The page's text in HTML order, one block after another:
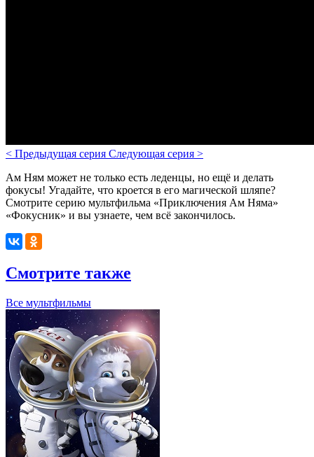
< Предыдущая серия Следующая серия >
Ам Ням может не только есть леденцы, но ещё и делать
фокусы! Угадайте, что кроется в его магической шляпе?
Смотрите серию мультфильма «Приключения Ам Няма»
«Фокусник» и вы узнаете, чем всё закончилось.
Смотрите также
Все мультфильмы